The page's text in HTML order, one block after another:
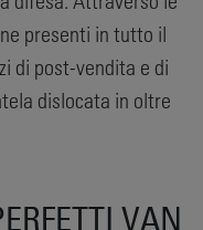
presenti in tutto il
di post-vendita e di
dislocata in oltre
VAN